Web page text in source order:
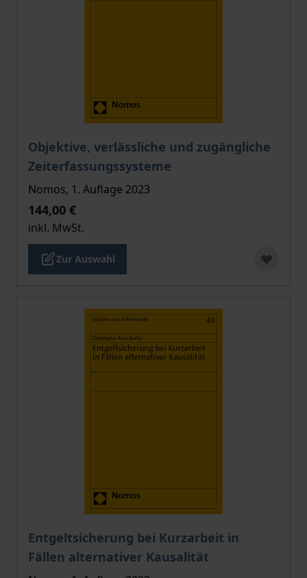
Objektive, verlässliche und zugängliche
Zeiterfassungssysteme
Der Preis dieses Titels richtet sich nach der
Nomos, 1. Auflage 2023
144,00 €
inkl. MwSt.
Zur Auswahl
Entgeltsicherung bei Kurzarbeit in
Fällen alternativer Kausalität
Der Preis dieses Titels richtet sich nach der